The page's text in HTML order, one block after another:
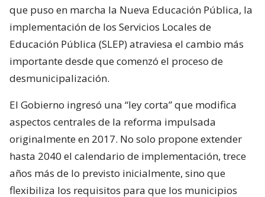
que puso en marcha la Nueva Educación Pública, la
implementación de los Servicios Locales de
Educación Pública (SLEP) atraviesa el cambio más
importante desde que comenzó el proceso de
desmunicipalización.
El Gobierno ingresó una “ley corta” que modifica
aspectos centrales de la reforma impulsada
originalmente en 2017. No solo propone extender
hasta 2040 el calendario de implementación, trece
años más de lo previsto inicialmente, sino que
flexibiliza los requisitos para que los municipios